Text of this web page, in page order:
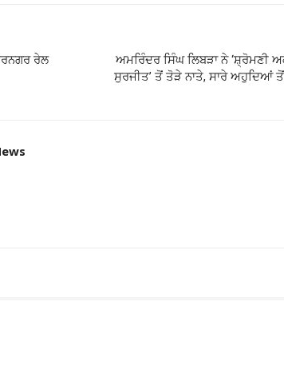
ਰੇਲ
ਅਮਰਿੰਦਰ ਸਿੰਘ ਲਿਬੜਾ ਨੇ ‘ਸ਼੍ਰੋਮਣੀ
ਸੁਰਜੀਤ’ ਤੋਂ ਤੋੜੇ ਨਾਤੇ, ਸਾਰੇ ਅਹੁਦਿਆਂ